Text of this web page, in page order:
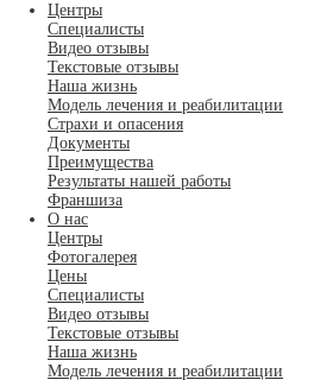
Центры
Специалисты
Видео отзывы
Текстовые отзывы
Наша жизнь
Модель лечения и реабилитации
Страхи и опасения
Документы
Преимущества
Результаты нашей работы
Франшиза
О нас
Центры
Фотогалерея
Цены
Специалисты
Видео отзывы
Текстовые отзывы
Наша жизнь
Модель лечения и реабилитации